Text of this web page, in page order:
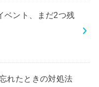
ベント、まだ2つ残
れたときの対処法